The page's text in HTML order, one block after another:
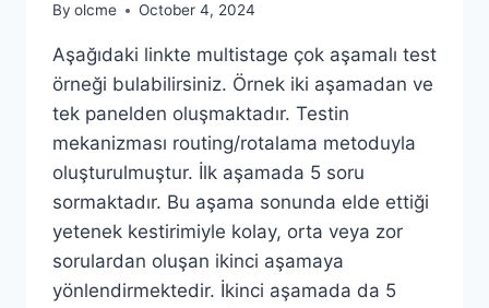
By olcme October 4, 2024
Aşağıdaki linkte multistage çok aşamalı test
örneği bulabilirsiniz. Örnek iki aşamadan ve
tek panelden oluşmaktadır. Testin
mekanizması routing/rotalama metoduyla
oluşturulmuştur. İlk aşamada 5 soru
sormaktadır. Bu aşama sonunda elde ettiği
yetenek kestirimiyle kolay, orta veya zor
sorulardan oluşan ikinci aşamaya
yönlendirmektedir. İkinci aşamada da 5